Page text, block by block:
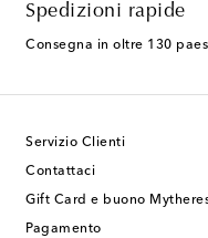
Spedizioni rapide
Consegna in oltre 130
Servizio Clienti
Contattaci
Gift Card e buono
Pagamento